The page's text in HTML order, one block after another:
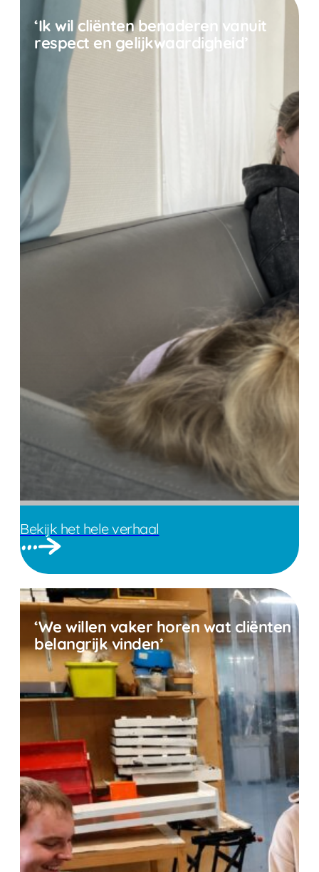
‘Ik wil cliënten benaderen vanuit
respect en gelijkwaardigheid’
Bekijk het hele verhaal
‘We willen vaker horen wat cliënten
belangrijk vinden’